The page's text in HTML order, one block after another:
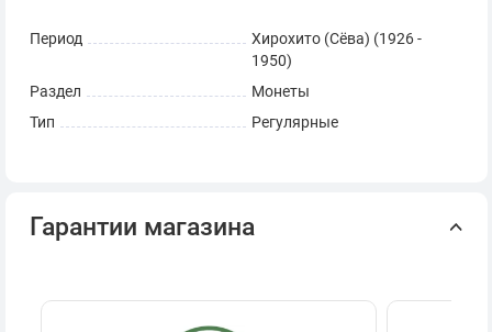
Период
Хирохито (Сёва) (1926 -
1950)
Раздел
Монеты
Тип
Регулярные
Гарантии магазина